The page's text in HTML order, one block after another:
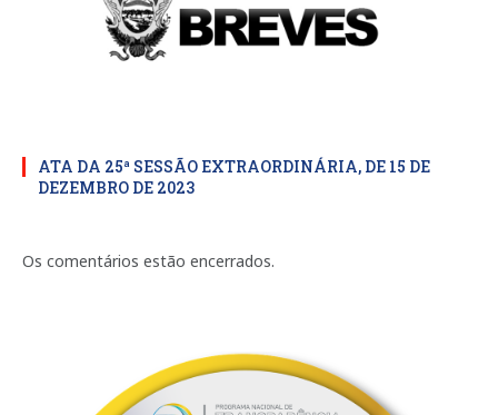
ATA DA 25ª SESSÃO EXTRAORDINÁRIA, DE 15 DE
DEZEMBRO DE 2023
Os comentários estão encerrados.